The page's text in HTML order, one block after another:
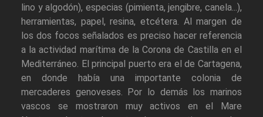
lino y algodón), especias (pimienta, jengibre, canela...),
herramientas, papel, resina, etcétera. Al margen de
los dos focos señalados es preciso hacer referencia
a la actividad marítima de la Corona de Castilla en el
Mediterráneo. El principal puerto era el de Cartagena,
en donde había una importante colonia de
mercaderes genoveses. Por lo demás los marinos
vascos se mostraron muy activos en el Mare